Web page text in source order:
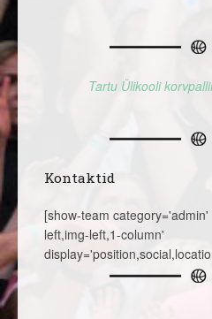
Tartu Ülikooli
Kontaktid
[show-team
left,img-left,1-column'